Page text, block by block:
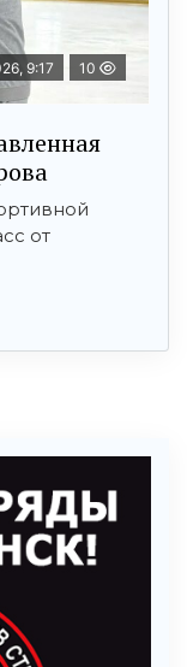
9:17 10
от